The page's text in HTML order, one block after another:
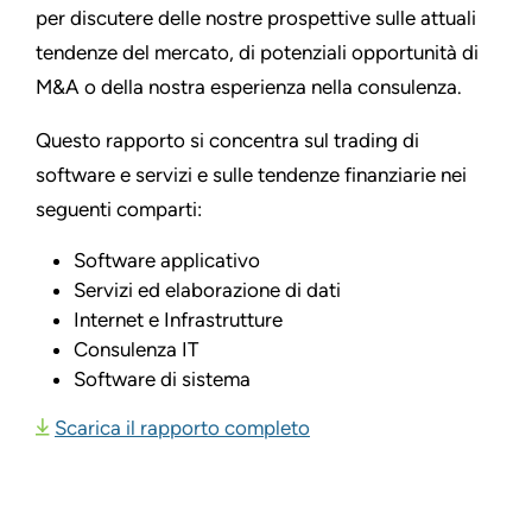
per discutere delle nostre prospettive sulle attuali
tendenze del mercato, di potenziali opportunità di
M&A o della nostra esperienza nella consulenza.
Questo rapporto si concentra sul trading di
software e servizi e sulle tendenze finanziarie nei
seguenti comparti:
Software applicativo
Servizi ed elaborazione di dati
Internet e Infrastrutture
Consulenza IT
Software di sistema
Scarica il rapporto completo